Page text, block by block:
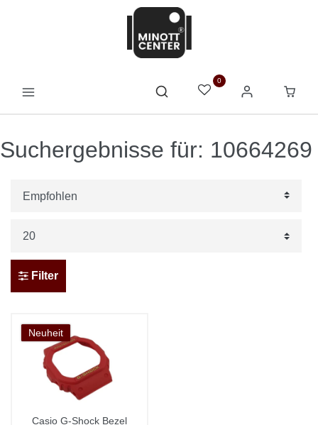
0
Suchergebnisse für: 10664269
Filter
Neuheit
Casio G-Shock Bezel